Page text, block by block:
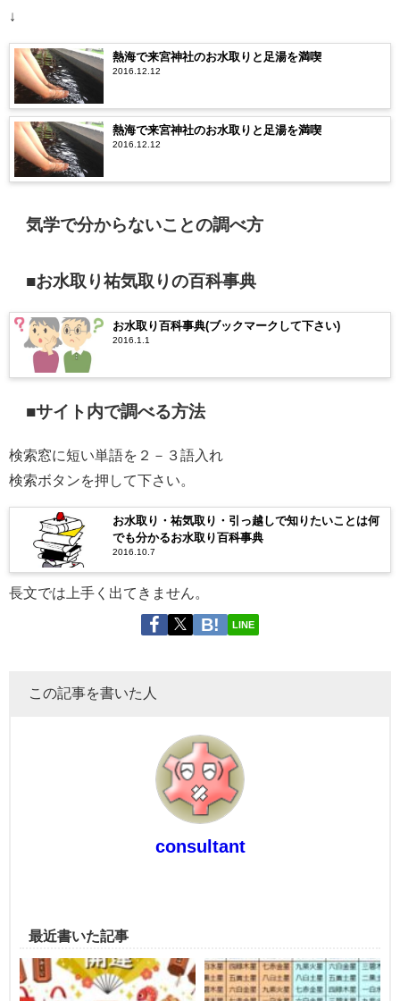
↓
熱海で来宮神社のお水取りと足湯を満喫
2016.12.12
熱海で来宮神社のお水取りと足湯を満喫
2016.12.12
気学で分からないことの調べ方
■お水取り祐気取りの百科事典
お水取り百科事典(ブックマークして下さい)
2016.1.1
■サイト内で調べる方法
検索窓に短い単語を２－３語入れ
検索ボタンを押して下さい。
お水取り・祐気取り・引っ越しで知りたいことは何
でも分かるお水取り百科事典
2016.10.7
長文では上手く出てきません。
LINE
この記事を書いた人
consultant
最近書いた記事